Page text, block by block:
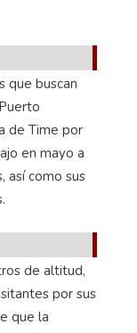
que buscan
de Time por
en mayo a
así como sus
de altitud,
por sus
que la